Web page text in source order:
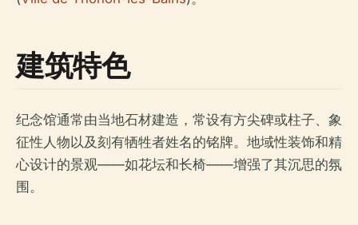
建筑特色
纪念馆通常由当地石材建造，常设有方尖碑或柱子、象
征性人物以及刻有牺牲者姓名的铭牌。地域性装饰和精
心设计的景观——如花坛和长椅——增强了其沉思的氛
围。